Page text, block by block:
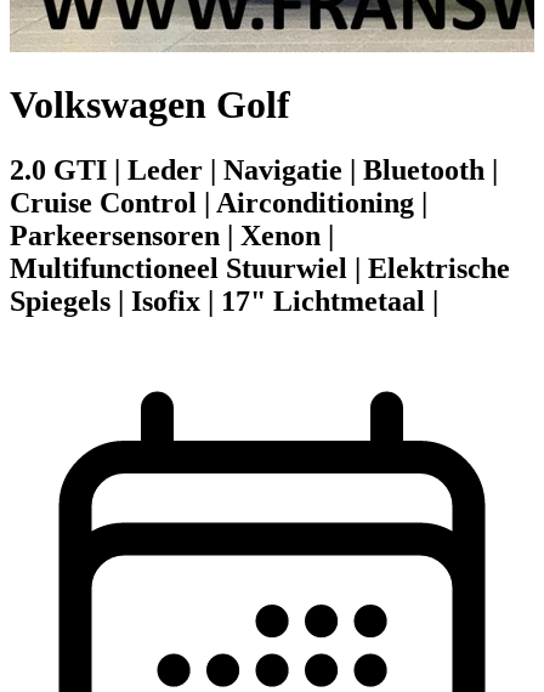
Volkswagen Golf
2.0 GTI | Leder | Navigatie | Bluetooth |
Cruise Control | Airconditioning |
Parkeersensoren | Xenon |
Multifunctioneel Stuurwiel | Elektrische
Spiegels | Isofix | 17" Lichtmetaal |